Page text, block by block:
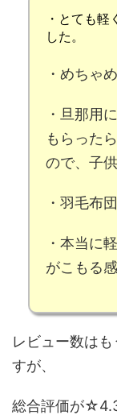
・とて も軽
した。
・ めちゃ
・旦那用
もらった
ので、子
・ 羽毛布
・本当に
がこもる
レビュー数は
すが、
総合評価が